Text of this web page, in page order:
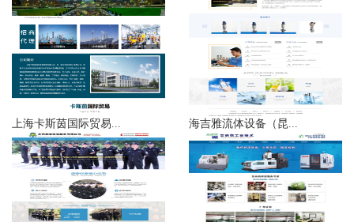
上海卡斯茵国际贸易... 海吉雅流体设备（昆...